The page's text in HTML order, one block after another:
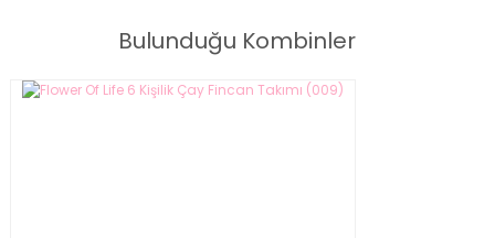
Bulunduğu Kombinler